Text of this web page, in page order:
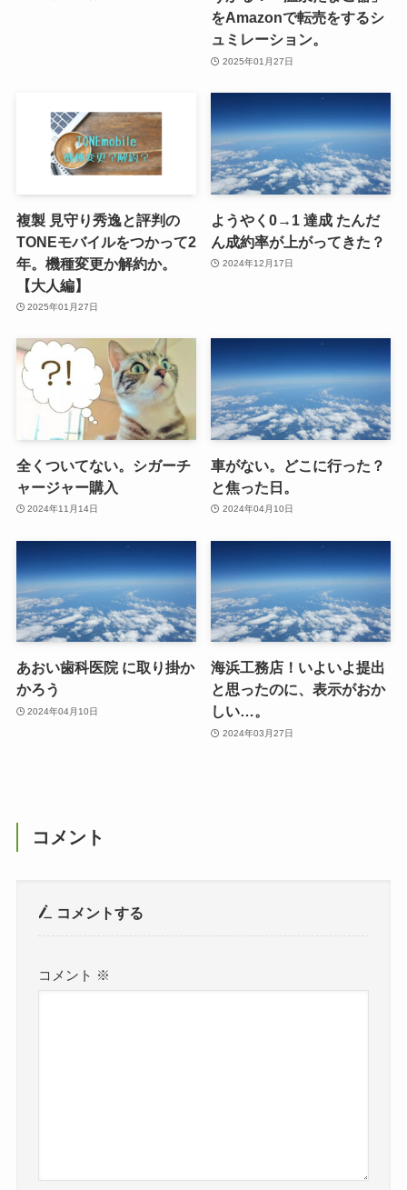
をAmazonで転売をするシ
ュミレーション。
2025年01月27日
複製 見守り秀逸と評判の
TONEモバイルをつかって2
年。機種変更か解約か。
【大人編】
2025年01月27日
ようやく0→1 達成 たんだ
ん成約率が上がってきた？
2024年12月17日
全くついてない。シガーチ
ャージャー購入
2024年11月14日
車がない。どこに行った？
と焦った日。
2024年04月10日
あおい歯科医院 に取り掛か
かろう
2024年04月10日
海浜工務店！いよいよ提出
と思ったのに、表示がおか
しい…。
2024年03月27日
コメント
コメントする
コメント ※